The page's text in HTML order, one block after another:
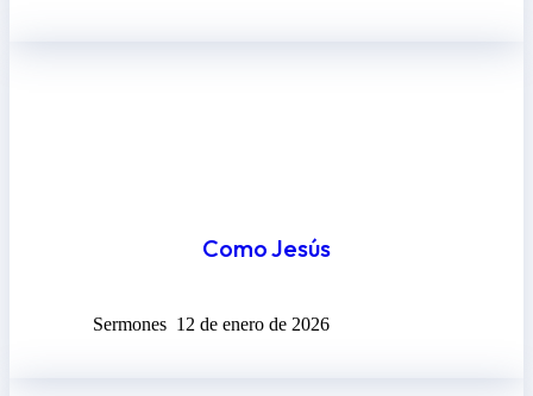
Como Jesús
Sermones 12 de enero de 2026